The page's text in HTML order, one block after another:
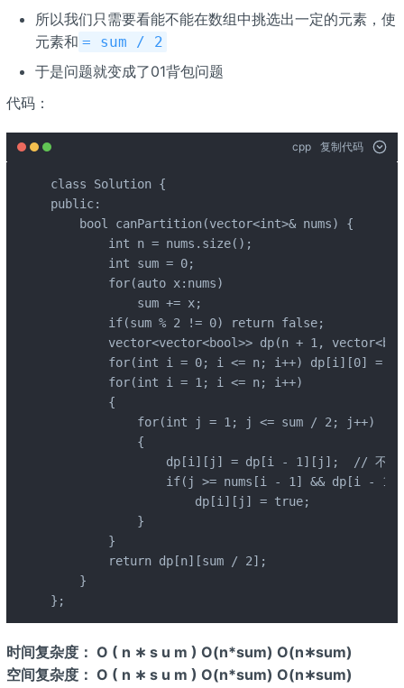
所以我们只需要看能不能在数组中挑选出一定的元素，使
元素和 = sum / 2
于是问题就变成了01背包问题
代码：
cpp 复制代码
class Solution {
public:
    bool canPartition(vector<int>& nums) {
        int n = nums.size();
        int sum = 0;
        for(auto x:nums)
            sum += x;
        if(sum % 2 != 0) return false;
vector<vector<bool>> dp(n + 1,
for(int i = 0; i <= n; i++) dp[i][0] =
        for(int i = 1; i <= n; i++)
        {
            for(int j = 1; j <= sum / 2; j++)
            {
dp[i][j] = dp[i - 1][j];  // 不选
if(j >= nums[i - 1] && dp[i -
                    dp[i][j] = true;
            }
        }
        return dp[n][sum / 2];
    }
};
时间复杂度： O ( n ∗ s u m ) O(n*sum) O(n∗sum)
空间复杂度： O ( n ∗ s u m ) O(n*sum) O(n∗sum)